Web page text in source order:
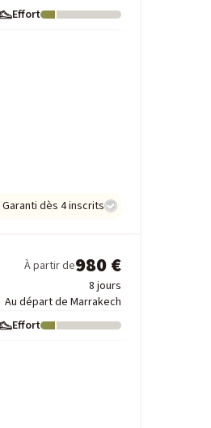
Effort
Niveau : 1
Garanti dès 4 inscrits
À partir de980 €
8 jours
Au départ de Marrakech
Effort
Niveau : 1